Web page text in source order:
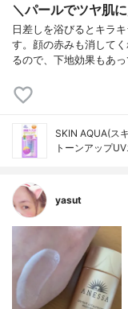
＼パールでツヤ肌
日差しを浴びるとキラ
す。顔の赤みも消して
るので、下地効果もあ
SKIN AQUA(ス
トーンアップ
yasut